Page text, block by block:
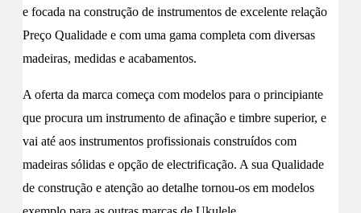
e focada na construção de instrumentos de excelente relação
Preço Qualidade e com uma gama completa com diversas
madeiras, medidas e acabamentos.
A oferta da marca começa com modelos para o principiante
que procura um instrumento de afinação e timbre superior, e
vai até aos instrumentos profissionais construídos com
madeiras sólidas e opção de electrificação. A sua Qualidade
de construção e atenção ao detalhe tornou-os em modelos